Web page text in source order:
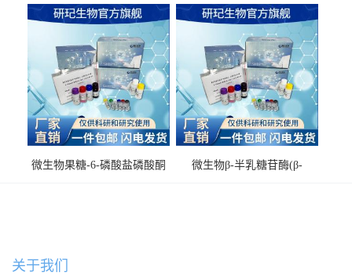
微生物果糖-6-磷酸盐磷酸酮
微生物β-半乳糖苷酶(β-
关于我们